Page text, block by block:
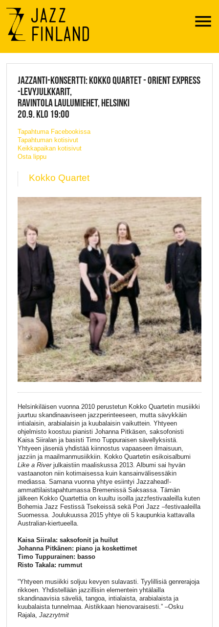
Menu
JAZZ FINLAND LIVE
JAZZANTI-KONSERTTI: KOKKO QUARTET - ORIENT EXPRESS
-LEVYJULKKARIT,
RAVINTOLA LAULUMIEHET, HELSINKI
20.9. KLO 19:00
Tapahtuma Facebookissa
Tapahtuman kotisivut
Keikkapaikan kotisivut
Osta lippu
Kokko Quartet
Helsinkiläisen vuonna 2010 perustetun Kokko Quartetin musiikki
juurtuu skandinaaviseen jazzperinteeseen, mutta sävykkäin
intialaisin, arabialaisin ja kuubalaisin vaikuttein. Yhtyeen
ohjelmisto koostuu pianisti Johanna Pitkäsen, saksofonisti
Kaisa Siiralan ja basisti Timo Tuppuraisen sävellyksistä.
Yhtyeen jäseniä yhdistää kiinnostus vapaaseen ilmaisuun,
jazziin ja maailmanmusiikkiin. Kokko Quartetin esikoisalbumi
Like a Riverjulkaistiin maaliskussa 2013. Albumi sai hyvän
vastaanoton niin kotimaisessa kuin kansainvälisessäkin
mediassa. Samana vuonna yhtye esiintyi Jazzahead!-
ammattilaistapahtumassa Bremenissä Saksassa. Tämän
jälkeen Kokko Quartettia on kuultu isoilla jazzfestivaaleilla kuten
Bohemia Jazz Festissä Tsekeissä sekä Pori Jazz –festivaaleilla
Suomessa. Joulukuussa 2015 yhtye oli 5 kaupunkia kattavalla
Australian-kiertueella.
Kaisa Siirala: saksofonit ja huilut
Johanna Pitkänen: piano ja koskettimet
Timo Tuppurainen: basso
Risto Takala: rummut
“Yhtyeen musiikki soljuu kevyen sulavasti. Tyylillisiä genrerajoja
rikkoen. Yhdistellään jazzillisin elementein yhtälailla
skandinaavisia säveliä, tangoa, intialaista, arabialaista ja
kuubalaista tunnelmaa. Aistikkaan hienovaraisesti.” –Osku
Rajala, Jazzrytmit